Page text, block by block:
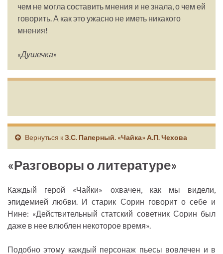
чем не могла составить мнения и не знала, о чем ей
говорить. А как это ужасно не иметь никакого
мнения!
«Душечка»
Вернуться кЗ.С. Паперный. «Чайка» А.П. Чехова
«Разговоры о литературе»
Каждый герой «Чайки» охвачен, как мы видели,
эпидемией любви. И старик Сорин говорит о себе и
Нине: «Действительный статский советник Сорин был
даже в нее влюблен некоторое время».
Подобно этому каждый персонаж пьесы вовлечен и в